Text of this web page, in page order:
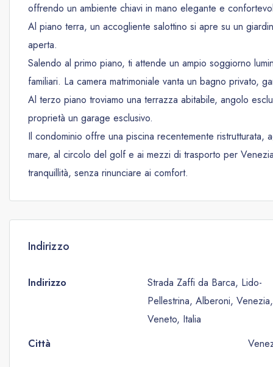
offrendo un ambiente chiavi in mano elegante e
Al piano terra, un accogliente salottino si apre su un
aperta.
Salendo al primo piano, ti attende un ampio soggiorno
familiari. La camera matrimoniale vanta un bagno privato,
Al terzo piano troviamo una terrazza abitabile, angolo
proprietà un garage esclusivo.
Il condominio offre una piscina recentemente
mare, al circolo del golf e ai mezzi di trasporto per
tranquillità, senza rinunciare ai comfort.
Indirizzo
Indirizzo
Strada Zaffi da Barca, Lido-
Pellestrina, Alberoni, Venezia,
Veneto, Italia
Città